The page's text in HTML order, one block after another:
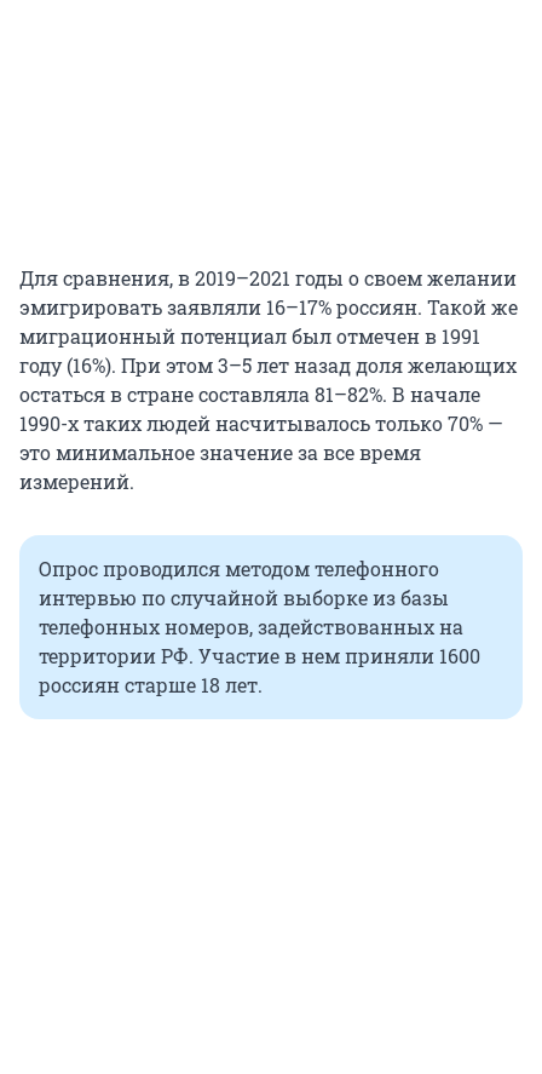
Для сравнения, в 2019–2021 годы о своем желании
эмигрировать заявляли 16–17% россиян. Такой же
миграционный потенциал был отмечен в 1991
году (16%). При этом 3–5 лет назад доля желающих
остаться в стране составляла 81–82%. В начале
1990-х таких людей насчитывалось только 70% —
это минимальное значение за все время
измерений.
Опрос проводился методом телефонного
интервью по случайной выборке из базы
телефонных номеров, задействованных на
территории РФ. Участие в нем приняли 1600
россиян старше 18 лет.